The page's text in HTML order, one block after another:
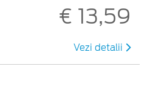
€ 13,59
Vezi detalii